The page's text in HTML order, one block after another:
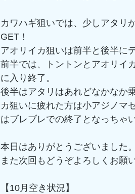
カワハギ狙いでは、少しアタリ
GET！
アオリイカ狙いは前半と後半に
前半では、トントンとアオリイ
に入り終了。
後半はアタリはあれどなかなか
カ狙いに疲れた方は小アジノマ
はブレブレでの終了となっちゃ
本日はありがとうございました。
また次回もどうぞよろしくお願
【10月空き状況】